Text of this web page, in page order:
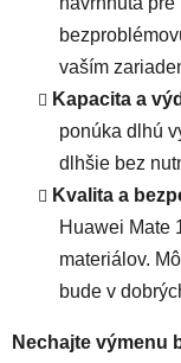
vaším
Kapacita a
ponúka dlhú
dlhšie bez
Kvalita a
Huawei Mate
materiálov.
bude v
Nechajte výmenu